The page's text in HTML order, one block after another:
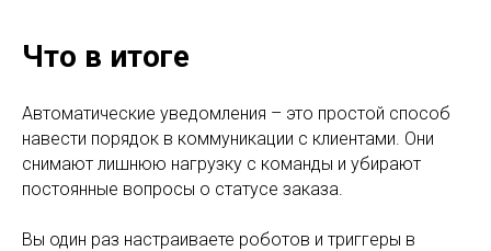
Что в итоге
Автоматические уведомления – это простой способ
навести порядок в коммуникации с клиентами. Они
снимают лишнюю нагрузку с команды и убирают
постоянные вопросы о статусе заказа.
Вы один раз настраиваете роботов и триггеры в